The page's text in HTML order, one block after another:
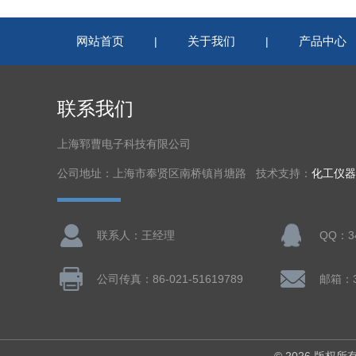
网站首页 | 关于我们 | 产品中心
联系我们
上海郓曹电子科技有限公司
公司地址：上海市奉贤区南桥镇肖塘路 技术支持： 化工仪
联系人：王经理 QQ：
公司传真：86-021-51619789 邮箱